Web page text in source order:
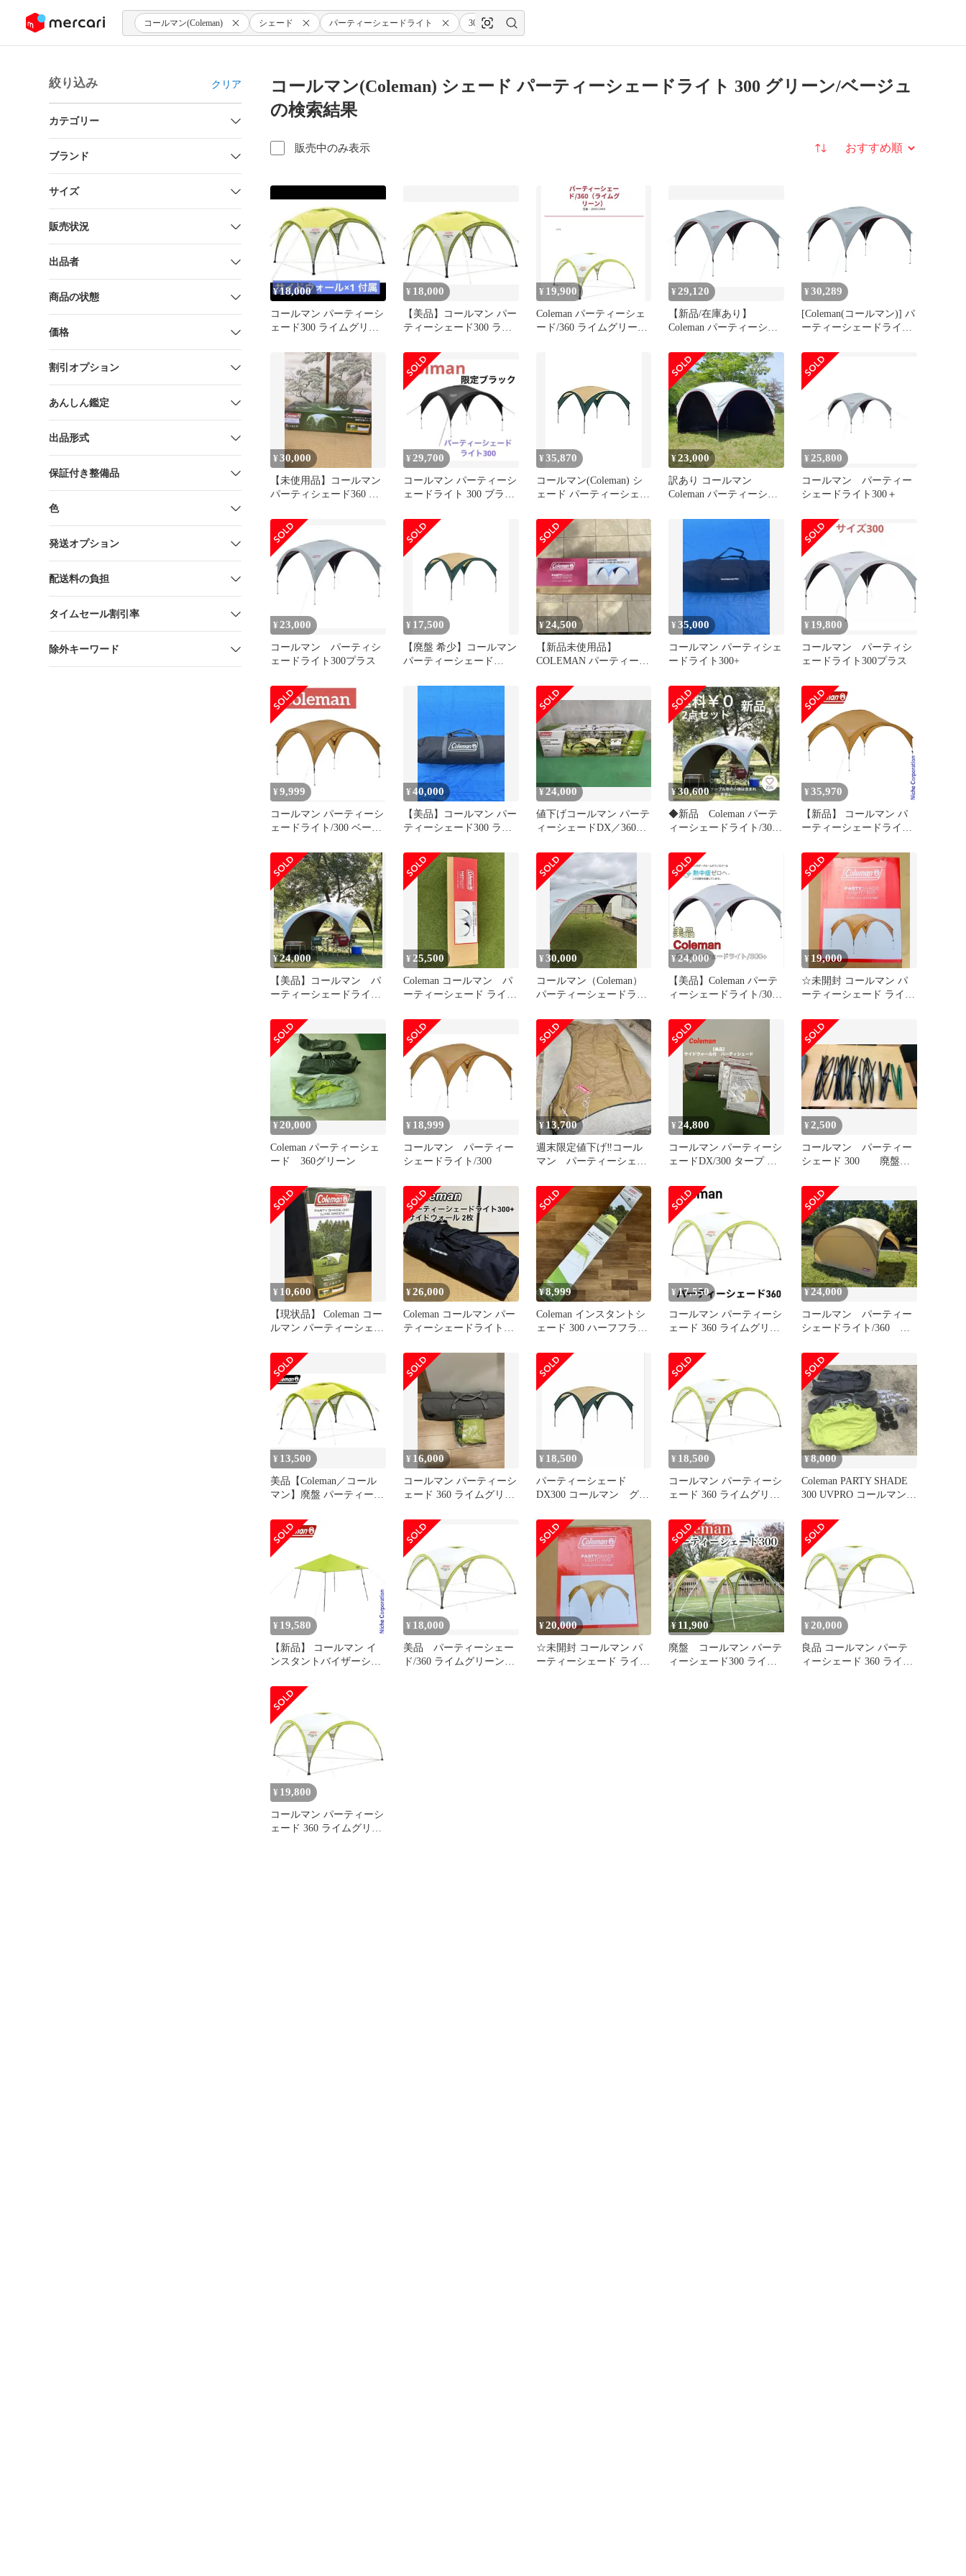
ツにスキップ コールマン(Coleman) シェード パーティーシェードライト 300
絞り込み クリア
カテゴリー
ブランド
サイズ
販売状況
出品者
商品の状態
価格
割引オプション
あんしん鑑定
出品形式
保証付き整備品
色
発送オプション
配送料の負担
タイムセール割引率
除外キーワード
コールマン(Coleman) シェード パーティーシェードライト 300 グリーン/ベージュ
の検索結果
販売中のみ表示 並び替え
¥18,000
コールマン パーティーシ
ェード300 ライムグリー
¥ 18,000
【美品】コールマン パー
ティーシェード300 ライ
¥ 19,900
Coleman パーティーシェ
ード/360 ライムグリーン
¥ 29,120
【新品/在庫あり】
Coleman パーティーシェ
2000038151 コールマン
¥ 30,289
[Coleman(コールマン)] パ
ーティーシェードライ
¥30,000
【未使用品】コールマン
パーティシェード360 ラ
¥ 29,700
コールマン パーティーシ
ェードライト 300 ブラッ
¥35,870
コールマン(Coleman) シ
ェード パーティーシェー
ジュ 2000033122
¥23,000
訳あり コールマン
Coleman パーティーシェ
イド
¥ 25,800
コールマン パーティー
シェードライト300＋
¥ 23,000
コールマン パーティシ
ェードライト300プラス
¥ 17,500
【廃盤 希少】コールマン
パーティーシェード
¥24,500
【新品未使用品】
COLEMAN パーティーシ
¥35,000
コールマン パーティシェ
ードライト300+
¥ 19,800
コールマン パーティシ
ェードライト300プラス
¥ 9,999
コールマン パーティーシ
ェードライト/300 ベージ
付き〕
¥40,000
【美品】コールマン パー
ティーシェード300 ライ
¥ 24,000
値下げコールマン パーテ
ィーシェードDX／360
未使用品
¥30,600
◆新品 Coleman パーテ
ィーシェードライト/300+
¥ 35,970
【新品】 コールマン パ
ーティーシェードライト
2000038150 シェード ア
ウトドア キャンプ サン
シェード
¥24,000
【美品】コールマン パ
ーティーシェードライ
1枚付
¥ 25,500
Coleman コールマン パ
ーティーシェード ライト
¥30,000
コールマン（Coleman）
パーティーシェードライ
¥24,000
【美品】Coleman パーテ
ィーシェードライト/300+
¥ 19,000
☆未開封 コールマン パ
ーティーシェード ライ
プ
¥ 20,000
Coleman パーティーシェ
ード 360グリーン
¥ 18,999
コールマン パーティー
シェードライト/300
¥13,700
週末限定値下げ‼️コール
マン パーティーシェー
¥ 24,800
コールマン パーティーシ
ェードDX/300 タープ サ
¥ 2,500
コールマン パーティー
シェード 300 廃盤
¥ 10,600
【現状品】 Coleman コー
ルマン パーティーシェー
グリーン 2000010469 ★
¥26,000
Coleman コールマン パー
ティーシェードライト
¥8,999
Coleman インスタントシ
ェード 300 ハーフフラッ
¥17,550
コールマン パーティーシ
ェード 360 ライムグリー
¥24,000
コールマン パーティー
シェードライト/360 サ
¥ 13,500
美品【Coleman／コール
マン】廃盤 パーティーシ
¥ 16,000
コールマン パーティーシ
ェード 360 ライムグリー
¥ 18,500
パーティーシェード
DX300 コールマン グリ
¥ 18,500
コールマン パーティーシ
ェード 360 ライムグリー
¥8,000
Coleman PARTY SHADE
300 UVPRO コールマン
¥ 19,580
【新品】 コールマン イ
ンスタントバイザーシェ
ウトドア キャンプ 日よ
け ライムイエロー キャ
ンプ用品 限定 限定カラ
ー シェード タープ
¥ 18,000
美品 パーティーシェー
ド/360 ライムグリーン
¥20,000
☆未開封 コールマン パ
ーティーシェード ライ
¥ 11,900
廃盤 コールマン パーテ
ィーシェード300 ライム
¥ 20,000
良品 コールマン パーテ
ィーシェード 360 ライム
¥ 19,800
コールマン パーティーシ
ェード 360 ライムグリー